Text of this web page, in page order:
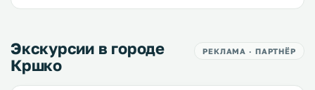
Экскурсии в городе
Кршко
РЕКЛАМА · ПАРТНЁР